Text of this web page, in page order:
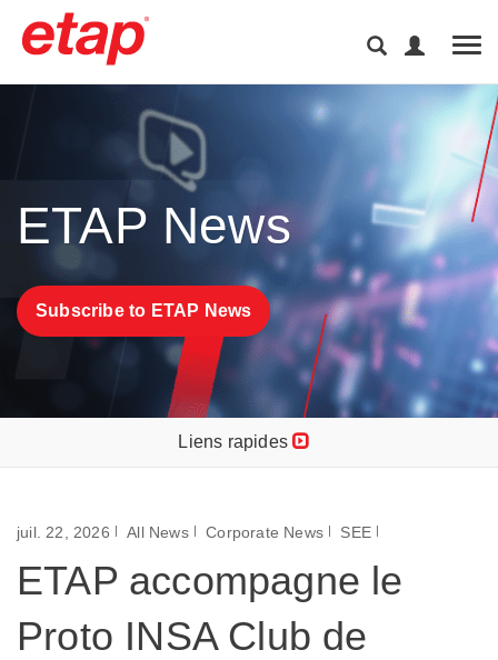
ETAP News
Subscribe to ETAP News
Liens rapides
juil. 22, 2026 All News Corporate News SEE
ETAP accompagne le
Proto INSA Club de